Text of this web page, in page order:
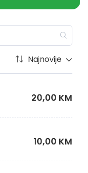
Najnovije
20,00 KM
10,00 KM